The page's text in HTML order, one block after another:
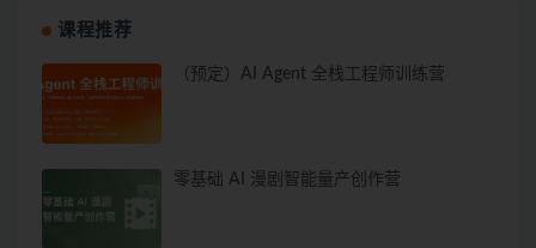
课程推荐
（预定）AI Agent 全栈工程师训练营
零基础 AI 漫剧智能量产创作营